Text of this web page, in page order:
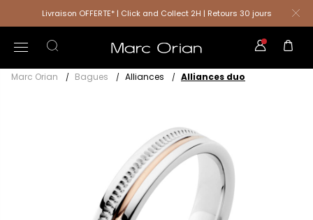
Livraison OFFERTE* | Click and Collect 2H | Retours 30 jours
Marc Orian Bagues Alliances Alliances duo